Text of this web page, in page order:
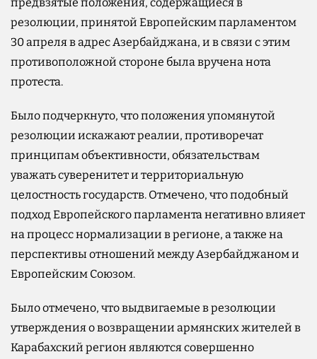
резолюции, принятой Европейским парламентом
30 апреля в адрес Азербайджана, и в связи с этим
противоположной стороне была вручена нота
протеста.
Было подчеркнуто, что положения упомянутой
резолюции искажают реалии, противоречат
принципам объективности, обязательствам
уважать суверенитет и территориальную
целостность государств. Отмечено, что подобный
подход Европейского парламента негативно влияет
на процесс нормализации в регионе, а также на
перспективы отношений между Азербайджаном и
Европейским Союзом.
Было отмечено, что выдвигаемые в резолюции
утверждения о возвращении армянских жителей в
Карабахский регион являются совершенно